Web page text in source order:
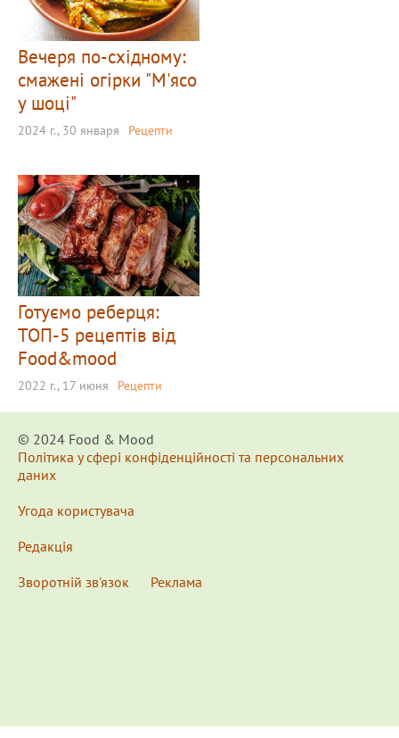
Вечеря по-східному:
смажені огірки "М'ясо
у шоці"
2024 г., 30 января Рецепти
Готуємо реберця:
ТОП-5 рецептів від
Food&mood
2022 г., 17 июня Рецепти
© 2024 Food & Мood
Політика у сфері конфіденційності та персональних
даних
Угода користувача
Редакція
Зворотній зв'язок
Реклама